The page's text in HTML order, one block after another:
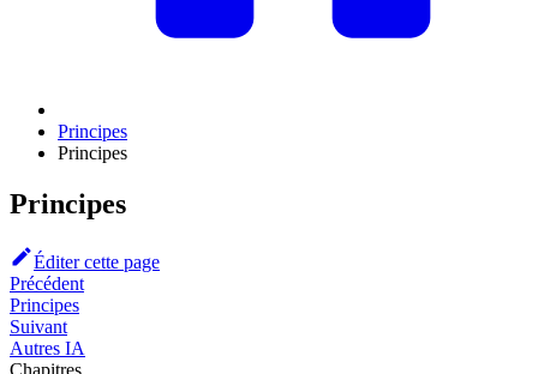
Principes
Principes
Principes
Éditer cette page
Précédent
Principes
Suivant
Autres IA
Chapitres